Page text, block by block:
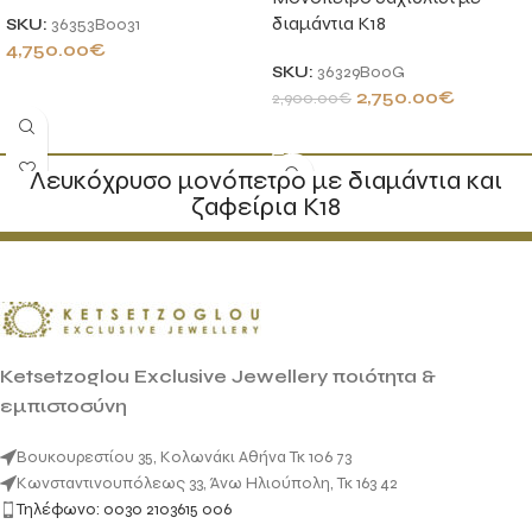
SKU: 36353B0031
4,750.00€
διαμάντια Κ18
SKU: 36329B00G
2,900.00€ 2,750.00€
Λευκόχρυσο μονόπετρο με διαμάντια και
ζαφείρια Κ18
Ketsetzoglou Exclusive Jewellery ποιότητα &
εμπιστοσύνη
Βουκουρεστίου 35, Κολωνάκι Αθήνα Τκ 106 73
Κωνσταντινουπόλεως 33, Άνω Ηλιούπολη, Τκ 163 42
Τηλέφωνο: 0030 2103615 006